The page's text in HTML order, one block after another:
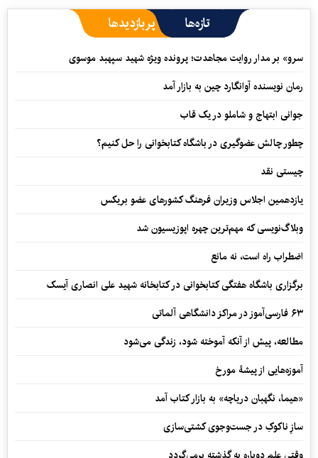
تازه‌ها پربازدیدها
سرو» بر مدار روایت مجاهدت؛ پرونده ویژه شهید سپهبد موسوی
رمان نویسنده آوانگارد چین به بازار آمد
جوانی ابتهاج و شاملو در یک قاب
چطور چالش عضوگیری در باشگاه کتابخوانی را حل کنیم؟
چیستی نقد
یازدهمین اجلاس وزیران فرهنگ کشورهای عضو بریکس
وبلاگ‌نویسی که مهم‌ترین چهره اپوزیسیون شد
اضطراب راه است، نه مانع
برگزاری باشگاه هفتگی کتابخوانی در کتابخانه شهید علی انصاری آیسک
۶۳ فارسی‌آموز در مراکز دانشگاهی آلماتی
مطالعه، پیش از آنکه آموخته شود، زندگی می‌شود
آموزه‌هایی از پیشۀ مورخ
«هیما، نگهبان دریاچه» به بازار کتاب آمد
سازِ ناکوکِ در جست‌وجوی کشتی‌سازی